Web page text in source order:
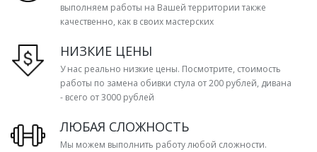
выполняем работы на Вашей территории также
качественно, как в своих мастерских
НИЗКИЕ ЦЕНЫ
У нас реально низкие цены. Посмотрите, стоимость
работы по замена обивки стула от 200 рублей, дивана
- всего от 3000 рублей
ЛЮБАЯ СЛОЖНОСТЬ
Мы можем выполнить работу любой сложности.